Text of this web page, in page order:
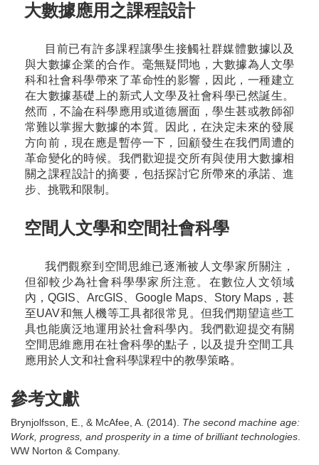
大數據應用之課程設計
目前已有許多課程讓學生接觸社群媒體數據以及
與大數據企業的合作。毫無疑問地，大數據為人文學
科和社會科學帶來了革命性的影響，因此，一種建立
在大數據基礎上的新式人文學及社會科學已然誕生。
然而，不論在科學應用或道德層面，學生甚或教師卻
常難以掌握大數據的本質。因此，在決定未來的發展
方向前，現在應是暫停一下，回顧發生在我們周遭的
革命變化的時候。我們歡迎提交所有與使用大數據相
關之課程設計的摘要，包括探討它所帶來的承諾、進
步、挑戰和限制。
空間人文學和空間社會科學
我們觀察到空間思維已逐漸被人文學家所關注，
但卻較少為社會科學學家所注意。在數位人文領域
內，QGIS、ArcGIS、Google Maps、Story Maps，甚
至UAV和無人機等工具都很常見。但我們期望這些工
具也能廣泛地運用於社會科學內。我們歡迎提交有關
空間思維應用在社會科學的點子，以及提升空間工具
應用於人文和社會科學課程中的教學策略。
參考文獻
Brynjolfsson, E., & McAfee, A. (2014). The second machine age:
Work, progress, and prosperity in a time of brilliant technologies
WW Norton & Company.